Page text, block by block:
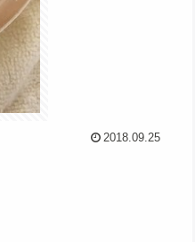
2018.09.25